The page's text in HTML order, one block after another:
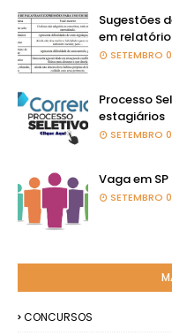
Sugestões
em
SETEMBRO
Processo
estagiários
SETEMBRO
Vaga em
SETEMBRO
CONCURSOS